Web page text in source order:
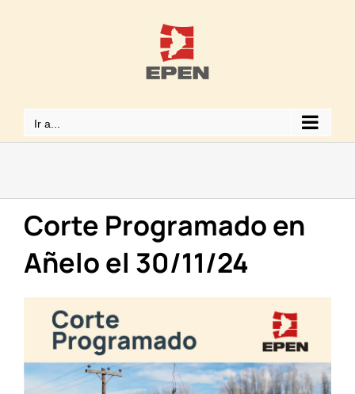
Ir a...
Corte Programado en
Añelo el 30/11/24